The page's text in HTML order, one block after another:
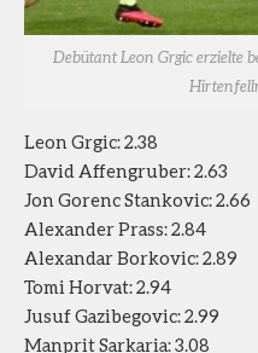
Debütant Leon Grgic erzielte
Leon Grgic: 2.38
David Affengruber: 2.63
Jon Gorenc Stankovic: 2.66
Alexander Prass: 2.84
Alexandar Borkovic: 2.89
Tomi Horvat: 2.94
Jusuf Gazibegovic: 2.99
Manprit Sarkaria: 3.08